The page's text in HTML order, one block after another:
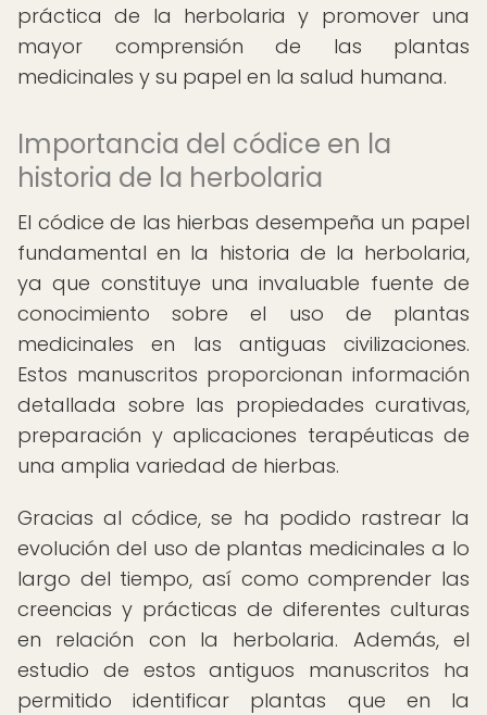
práctica de la herbolaria y promover una
mayor comprensión de las plantas
medicinales y su papel en la salud humana.
Importancia del códice en la
historia de la herbolaria
El códice de las hierbas desempeña un papel
fundamental en la historia de la herbolaria,
ya que constituye una invaluable fuente de
conocimiento sobre el uso de plantas
medicinales en las antiguas civilizaciones.
Estos manuscritos proporcionan información
detallada sobre las propiedades curativas,
preparación y aplicaciones terapéuticas de
una amplia variedad de hierbas.
Gracias al códice, se ha podido rastrear la
evolución del uso de plantas medicinales a lo
largo del tiempo, así como comprender las
creencias y prácticas de diferentes culturas
en relación con la herbolaria. Además, el
estudio de estos antiguos manuscritos ha
permitido identificar plantas que en la